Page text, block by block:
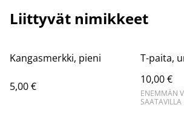
Liittyvät nimikkeet
Kangasmerkki, pieni
5,00 €
T-paita,
10,00 €
ENEMMÄN
SAATAVILLA